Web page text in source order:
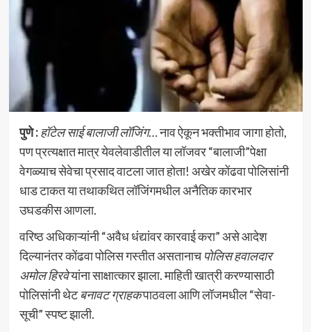
पुणे : हॉटेल साई बालाजी लॉजिंग… नाव ऐकून भक्तीभाव जागा होतो,
पण प्रत्यक्षात मात्र येवलेवाडीतील या लॉजवर “बालाजी”पेक्षा
वेगळ्याच सेवेचा प्रसाद वाटला जात होता! अखेर कोंढवा पोलिसांनी
धाड टाकत या तथाकथित लॉजिंगमधील अनैतिक कारभार
उघडकीस आणला.
वरिष्ठ अधिकाऱ्यांनी “अवैध धंद्यांवर कारवाई करा” असे आदेश
दिल्यानंतर कोंढवा पोलिस गस्तीत असतानाचपोलिस हवालदार
अमोल हिरवेयांना साक्षात्कार झाला. माहिती खात्री करण्यासाठी
पोलिसांनी थेटबनावट ग्राहकपाठवला आणि लॉजमधील “सेवा-
सूची” स्पष्ट झाली.